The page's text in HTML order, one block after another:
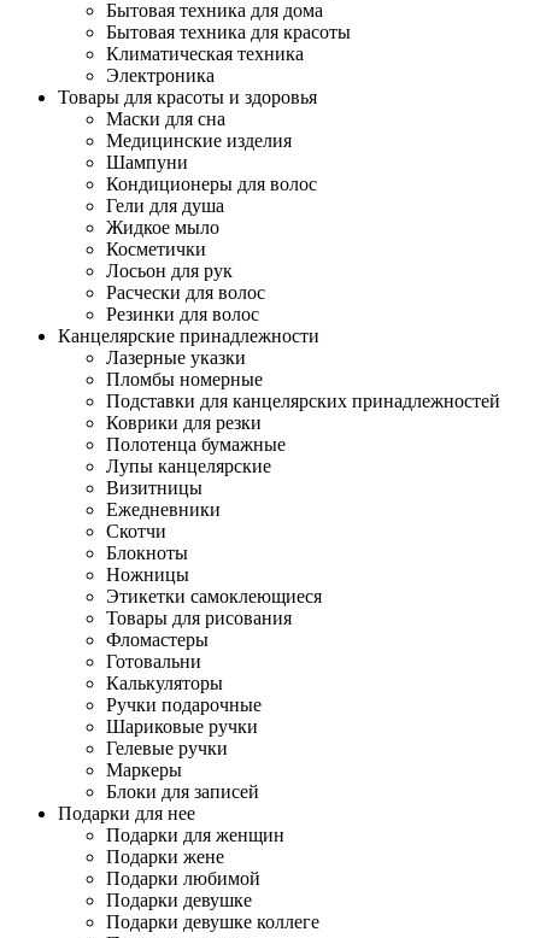
Бытовая техника для дома
Бытовая техника для красоты
Климатическая техника
Электроника
Товары для красоты и здоровья
Маски для сна
Медицинские изделия
Шампуни
Кондиционеры для волос
Гели для душа
Жидкое мыло
Косметички
Лосьон для рук
Расчески для волос
Резинки для волос
Канцелярские принадлежности
Лазерные указки
Пломбы номерные
Подставки для канцелярских принадлежностей
Коврики для резки
Полотенца бумажные
Лупы канцелярские
Визитницы
Ежедневники
Скотчи
Блокноты
Ножницы
Этикетки самоклеющиеся
Товары для рисования
Фломастеры
Готовальни
Калькуляторы
Ручки подарочные
Шариковые ручки
Гелевые ручки
Маркеры
Блоки для записей
Подарки для нее
Подарки для женщин
Подарки жене
Подарки любимой
Подарки девушке
Подарки девушке коллеге